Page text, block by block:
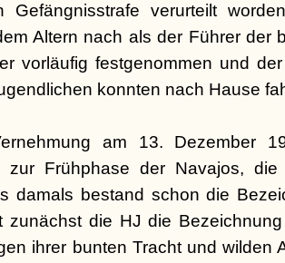
Gefängnisstrafe verurteilt
Altern nach als der Führer der
vorläufig festgenommen und
konnten nach Hause
am 13. Dezember
zur Frühphase der Navajos,
damals bestand schon die
zunächst die HJ die
ihrer bunten Tracht und wilden